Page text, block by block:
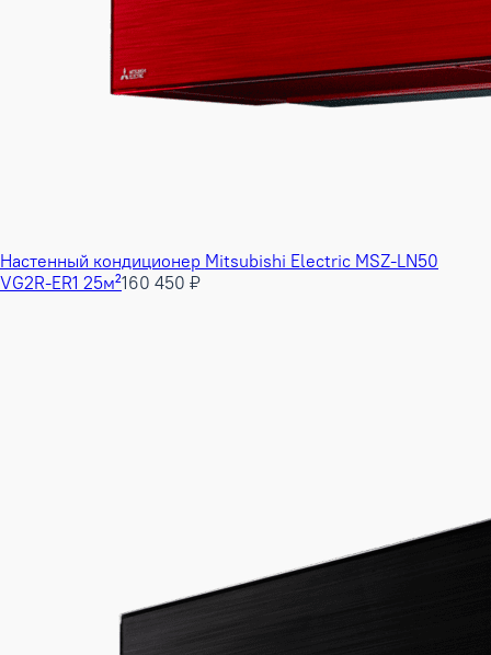
Настенный кондиционер Mitsubishi Electric MSZ-LN50
VG2R-ER1 25м²160 450 ₽